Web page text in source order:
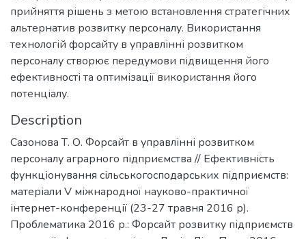
прийняття рішень з метою встановлення стратегічних
альтернатив розвитку персоналу. Використання
технологій форсайту в управлінні розвитком
персоналу створює передумови підвищення його
ефективності та оптимізації використання його
потенціалу.
Description
Сазонова Т. О. Форсайт в управлінні розвитком
персоналу аграрного підприємства // Ефективність
функціонування сільськогосподарських підприємств:
матеріали V міжнародної науково-практичної
інтернет-конференції (23-27 травня 2016 р).
Проблематика 2016 р.: Форсайт розвитку підприємств